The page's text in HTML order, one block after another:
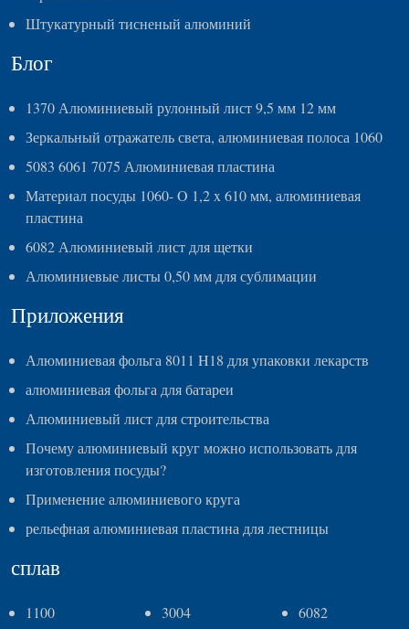
Штукатурный тисненый алюминий
Блог
1370 Алюминиевый рулонный лист 9,5 мм 12 мм
Зеркальный отражатель света, алюминиевая полоса 1060
5083 6061 7075 Алюминиевая пластина
Материал посуды 1060- O 1,2 x 610 мм, алюминиевая
пластина
6082 Алюминиевый лист для щетки
Алюминиевые листы 0,50 мм для сублимации
Приложения
Алюминиевая фольга 8011 H18 для упаковки лекарств
алюминиевая фольга для батареи
Алюминиевый лист для строительства
Почему алюминиевый круг можно использовать для
изготовления посуды?
Применение алюминиевого круга
рельефная алюминиевая пластина для лестницы
сплав
1100
3004
6082